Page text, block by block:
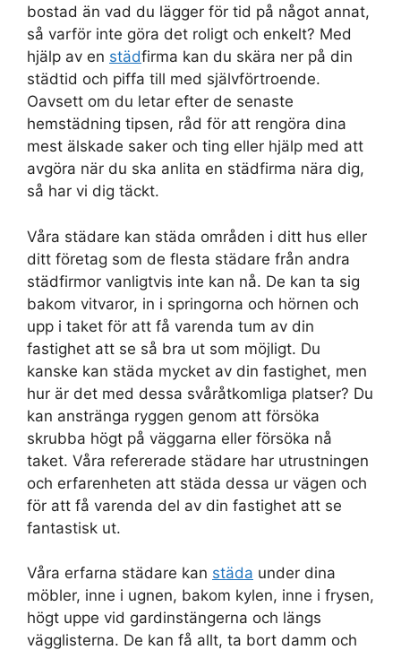
bostad än vad du lägger för tid på något annat,
så varför inte göra det roligt och enkelt? Med
hjälp av en städfirma kan du skära ner på din
städtid och piffa till med självförtroende.
Oavsett om du letar efter de senaste
hemstädning tipsen, råd för att rengöra dina
mest älskade saker och ting eller hjälp med att
avgöra när du ska anlita en städfirma nära dig,
så har vi dig täckt.
Våra städare kan städa områden i ditt hus eller
ditt företag som de flesta städare från andra
städfirmor vanligtvis inte kan nå. De kan ta sig
bakom vitvaror, in i springorna och hörnen och
upp i taket för att få varenda tum av din
fastighet att se så bra ut som möjligt. Du
kanske kan städa mycket av din fastighet, men
hur är det med dessa svåråtkomliga platser? Du
kan anstränga ryggen genom att försöka
skrubba högt på väggarna eller försöka nå
taket. Våra refererade städare har utrustningen
och erfarenheten att städa dessa ur vägen och
för att få varenda del av din fastighet att se
fantastisk ut.
Våra erfarna städare kan städa under dina
möbler, inne i ugnen, bakom kylen, inne i frysen,
högt uppe vid gardinstängerna och längs
vägglisterna. De kan få allt, ta bort damm och